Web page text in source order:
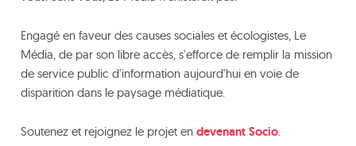
Engagé en faveur des causes sociales et écologistes, Le
Média, de par son libre accès, s'efforce de remplir la mission
de service public d'information aujourd'hui en voie de
disparition dans le paysage médiatique.
Soutenez et rejoignez le projet en devenant Socio.